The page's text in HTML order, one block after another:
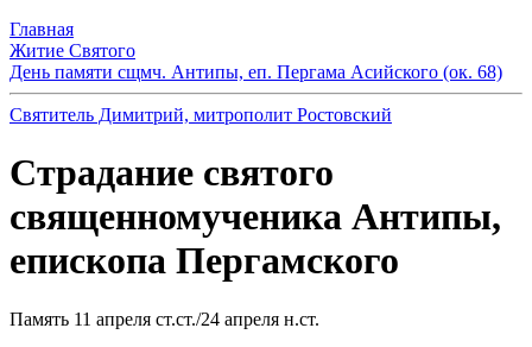
Главная
Житие Святого
День памяти сщмч. Антипы, еп. Пергама Асийского (ок. 68)
Святитель Димитрий, митрополит Ростовский
Страдание святого
священномученика Антипы,
епископа Пергамского
Память 11 апреля ст.ст./24 апреля н.ст.